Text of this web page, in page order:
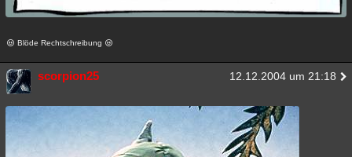
Blöde Rechtschreibung
scorpion25 12.12.2004 um 21:18